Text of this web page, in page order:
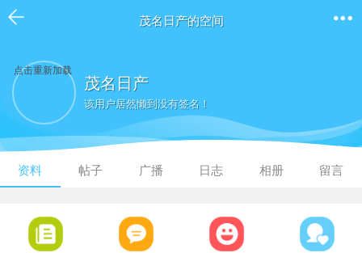
茂名日产的空间
点击重新加载
茂名日产
该用户居然懒到没有签名！
资料 帖子 广播 日志 相册 留言